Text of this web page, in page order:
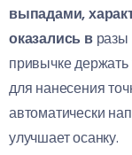
выпадами,
оказались вразы
привычке
для нанесения
автоматически
улучшает осанку.